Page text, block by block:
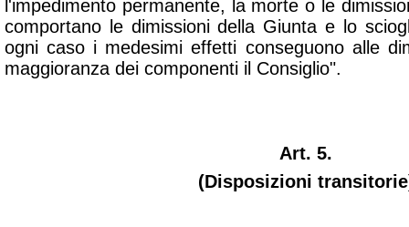
l'impedimento permanente, la morte o le
comportano le dimissioni della Giunta e lo
ogni caso i medesimi effetti conseguono alle
maggioranza dei componenti il Consiglio".
Art. 5.
(Disposizioni